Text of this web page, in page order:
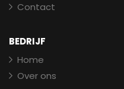
Contact
BEDRIJF
Home
Over ons